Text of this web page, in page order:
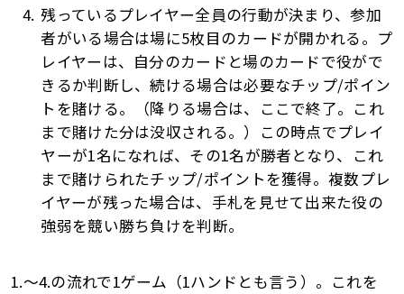
残っているプレイヤー全員の行動が決まり、参加
者がいる場合は場に5枚目のカードが開かれる。プ
レイヤーは、自分のカードと場のカードで役がで
きるか判断し、続ける場合は必要なチップ/ポイン
トを賭ける。（降りる場合は、ここで終了。これ
まで賭けた分は没収される。）この時点でプレイ
ヤーが1名になれば、その1名が勝者となり、これ
まで賭けられたチップ/ポイントを獲得。複数プレ
イヤーが残った場合は、手札を見せて出来た役の
強弱を競い勝ち負けを判断。
1.～4.の流れで1ゲーム（1ハンドとも言う）。これを